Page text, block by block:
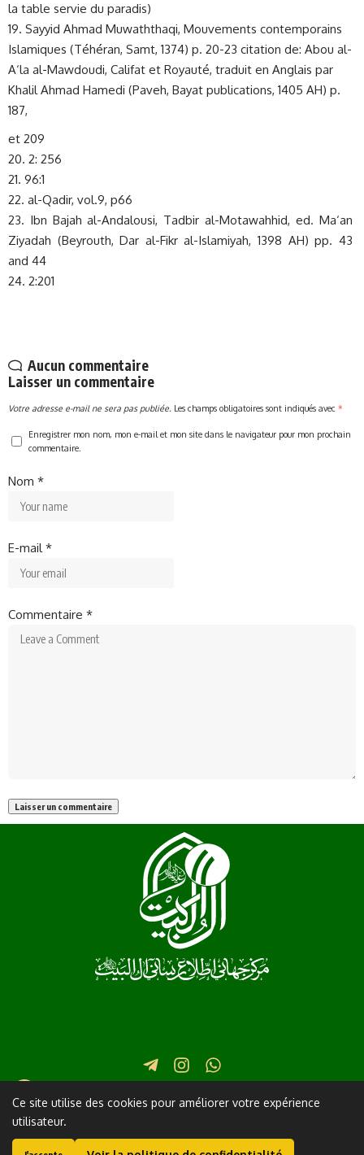
la table servie du paradis)
19. Sayyid Ahmad Muwaththaqi, Mouvements contemporains
Islamiques (Téhéran, Samt, 1374) p. 20-23 citation de: Abou al-
A‘la al-Mawdoudi, Califat et Royauté, traduit en Anglais par
Khalil Ahmad Hamedi (Paveh, Bayat publications, 1405 AH) p.
187,
et 209
20. 2: 256
21. 96:1
22. al-Qadir, vol.9, p66
23. Ibn Bajah al-Andalousi, Tadbir al-Motawahhid, ed. Ma‘an
Ziyadah (Beyrouth, Dar al-Fikr al-Islamiyah, 1398 AH) pp. 43
and 44
24. 2:201
Aucun commentaire
Laisser un commentaire
Votre adresse e-mail ne sera pas publiée. Les champs obligatoires sont indiqués avec *
Enregistrer mon nom, mon e-mail et mon site dans le navigateur pour mon prochain
commentaire.
Nom *
E-mail*
Commentaire *
Iran Qom Martyr Fatimi Street in front of Lane 17 No. 2
+982537745111
Ayatollah Sistani
Nahj Balagha
Ce site utilise des cookies pour améliorer votre expérience
utilisateur.